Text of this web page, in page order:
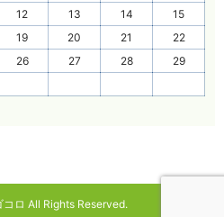
12 13 14
15
19 20 21
22
26 27 28
29
ロ All Rights Reserved.